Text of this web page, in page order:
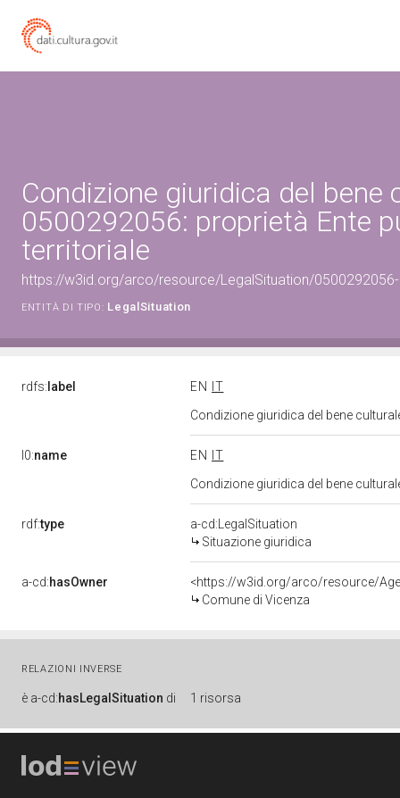
Condizione giuridica del bene
0500292056: proprietà Ente
territoriale
https://w3id.org/arco/resource/LegalSituation/
ENTITÀ DI TIPO: LegalSituation
rdfs: label EN
IT
Condizione giuridica del bene
l0:name EN
IT
Condizione giuridica del bene
rdf:type
a-cd:LegalSituation
Situazione giuridica
a-cd:hasOwner
<https://w3id.org/arco/resource/
Comune di Vicenza
RELAZIONI INVERSE
è a-cd:hasLegalSituation di 1 risorsa